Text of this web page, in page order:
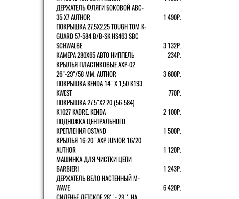
ДЕРЖАТЕЛЬ ФЛЯГИ БОКОВОЙ ABC-
35 X7 AUTHOR
1 490Р.
ПОКРЫШКА 27.5X2.25 TOUGH TOM K-
GUARD 57-584 B/B-SK HS463 SBC
SCHWALBE
3 132Р.
КАМЕРА 280Х65 АВТО НИППЕЛЬ
234Р.
КРЫЛЬЯ ПЛАСТИКОВЫЕ AXP-02
26"-29"/58 ММ. AUTHOR
3 600Р.
ПОКРЫШКА KENDA 14" Х 1,50 K193
KWEST
770Р.
ПОКРЫШКА 27.5"Х2.20 (56-584)
K1027 KADRE. KENDA
2 100Р.
ПОДНОЖКА ЦЕНТРАЛЬНОГО
КРЕПЛЕНИЯ OSTAND
1 500Р.
КРЫЛЬЯ 16-20" AXP JUNIOR 16/20
AUTHOR
1 120Р.
МАШИНКА ДЛЯ ЧИСТКИ ЦЕПИ
BARBIERI
1 243Р.
ДЕРЖАТЕЛЬ ВЕЛО НАСТЕННЫЙ M-
WAVE
6 420Р.